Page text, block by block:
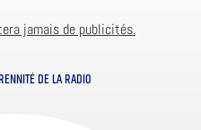
jamais de publicités.
DE LA RADIO